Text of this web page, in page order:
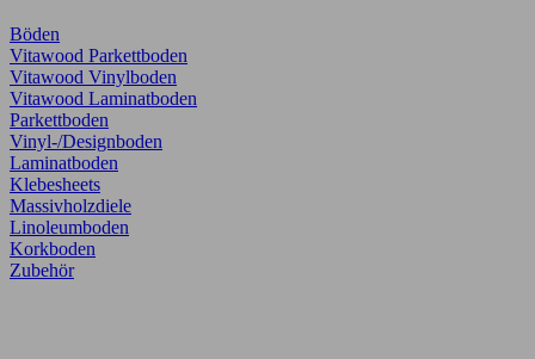
Böden
Vitawood Parkettboden
Vitawood Vinylboden
Vitawood Laminatboden
Parkettboden
Vinyl-/Designboden
Laminatboden
Klebesheets
Massivholzdiele
Linoleumboden
Korkboden
Zubehör